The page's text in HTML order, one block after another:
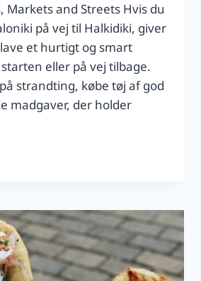
Markets and Streets Hvis du
på vej til Halkidiki, giver
et hurtigt og smart
eller på vej tilbage.
strandting, købe tøj af god
madgaver, der holder